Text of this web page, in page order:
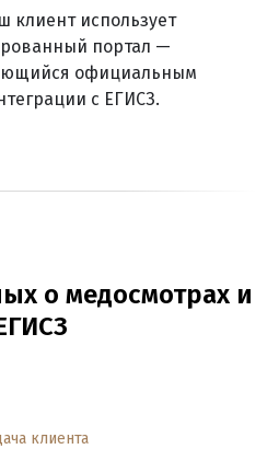
клиент использует
портал —
официальным
с ЕГИСЗ.
о медосмотрах и
клиента